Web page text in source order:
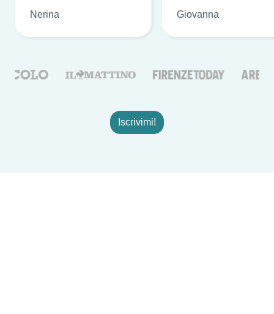
Nerina Giovanna
Iscrivimi!